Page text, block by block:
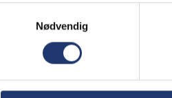
Nødvendig